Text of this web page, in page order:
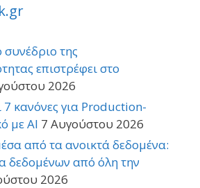
της
επιστρέφει στο
2026
κανόνες για Production-
με AI 7 Αυγούστου 2026
από τα ανοικτά δεδομένα:
δεδομένων από όλη την
2026